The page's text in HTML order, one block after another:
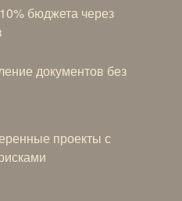
проекты с
документов без
бюджета через